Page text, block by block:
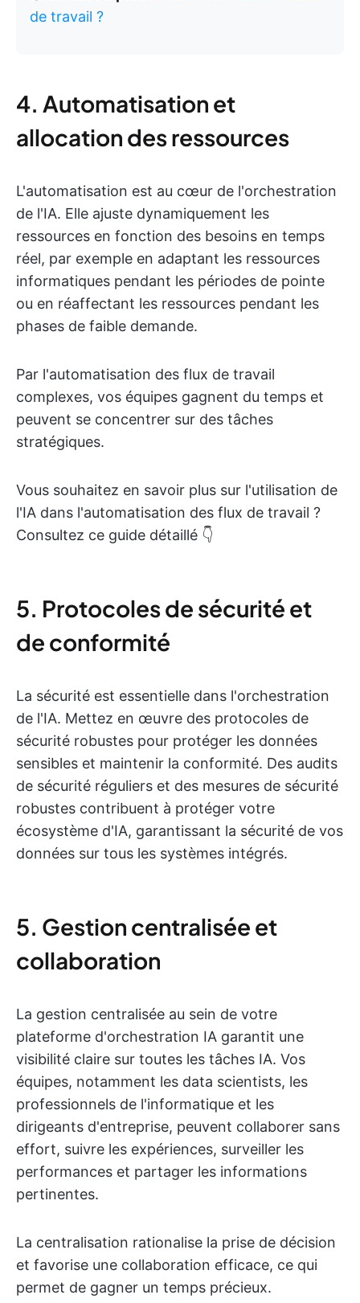
de travail ?
4. Automatisation et
allocation des ressources
L'automatisation est au cœur de l'orchestration
de l'IA. Elle ajuste dynamiquement les
ressources en fonction des besoins en temps
réel, par exemple en adaptant les ressources
informatiques pendant les périodes de pointe
ou en réaffectant les ressources pendant les
phases de faible demande.
Par l'automatisation des flux de travail
complexes, vos équipes gagnent du temps et
peuvent se concentrer sur des tâches
stratégiques.
Vous souhaitez en savoir plus sur l'utilisation de
l'IA dans l'automatisation des flux de travail ?
Consultez ce guide détaillé 👇
5. Protocoles de sécurité et
de conformité
La sécurité est essentielle dans l'orchestration
de l'IA. Mettez en œuvre des protocoles de
sécurité robustes pour protéger les données
sensibles et maintenir la conformité. Des audits
de sécurité réguliers et des mesures de sécurité
robustes contribuent à protéger votre
écosystème d'IA, garantissant la sécurité de vos
données sur tous les systèmes intégrés.
5. Gestion centralisée et
collaboration
La gestion centralisée au sein de votre
plateforme d'orchestration IA garantit une
visibilité claire sur toutes les tâches IA. Vos
équipes, notamment les data scientists, les
professionnels de l'informatique et les
dirigeants d'entreprise, peuvent collaborer sans
effort, suivre les expériences, surveiller les
performances et partager les informations
pertinentes.
La centralisation rationalise la prise de décision
et favorise une collaboration efficace, ce qui
permet de gagner un temps précieux.